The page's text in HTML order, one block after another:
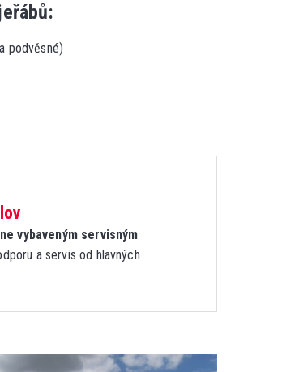
podvěsné)
vybaveným servisným
a servis od hlavných